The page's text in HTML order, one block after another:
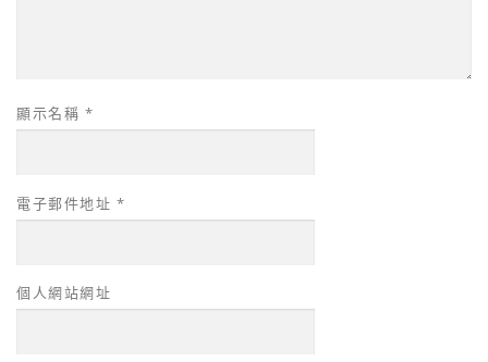
顯示名稱 *
電子郵件地址 *
個人網站網址